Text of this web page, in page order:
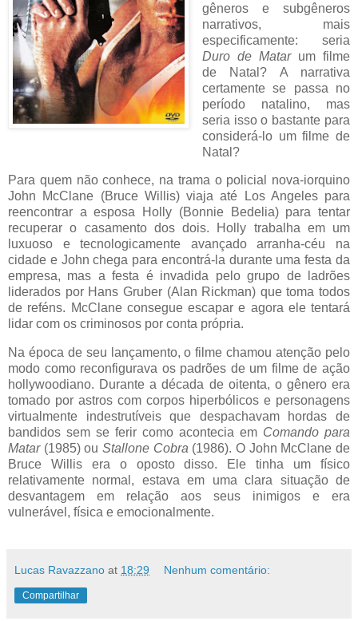
gêneros e subgêneros
narrativos, mais
especificamente: seria
Duro de Matar um filme
de Natal? A narrativa
certamente se passa no
período natalino, mas
seria isso o bastante para
considerá-lo um filme de
Natal?
Para quem não conhece, na trama o policial nova-iorquino
John McClane (Bruce Willis) viaja até Los Angeles para
reencontrar a esposa Holly (Bonnie Bedelia) para tentar
recuperar o casamento dos dois. Holly trabalha em um
luxuoso e tecnologicamente avançado arranha-céu na
cidade e John chega para encontrá-la durante uma festa da
empresa, mas a festa é invadida pelo grupo de ladrões
liderados por Hans Gruber (Alan Rickman) que toma todos
de reféns. McClane consegue escapar e agora ele tentará
lidar com os criminosos por conta própria.
Na época de seu lançamento, o filme chamou atenção pelo
modo como reconfigurava os padrões de um filme de ação
hollywoodiano. Durante a década de oitenta, o gênero era
tomado por astros com corpos hiperbólicos e personagens
virtualmente indestrutíveis que despachavam hordas de
bandidos sem se ferir como acontecia em Comando para
Matar (1985) ouStallone Cobra (1986). O John McClane de
Bruce Willis era o oposto disso. Ele tinha um físico
relativamente normal, estava em uma clara situação de
desvantagem em relação aos seus inimigos e era
vulnerável, física e emocionalmente.
Lucas Ravazzano at 18:29 Nenhum comentário:
Compartilhar